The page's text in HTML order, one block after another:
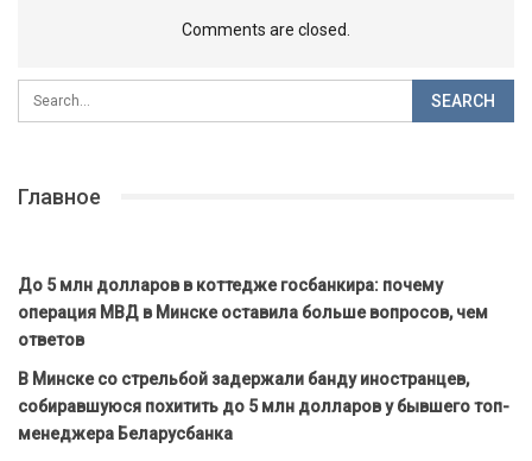
Comments are closed.
Главное
До 5 млн долларов в коттедже госбанкира: почему
операция МВД в Минске оставила больше вопросов, чем
ответов
В Минске со стрельбой задержали банду иностранцев,
собиравшуюся похитить до 5 млн долларов у бывшего топ-
менеджера Беларусбанка